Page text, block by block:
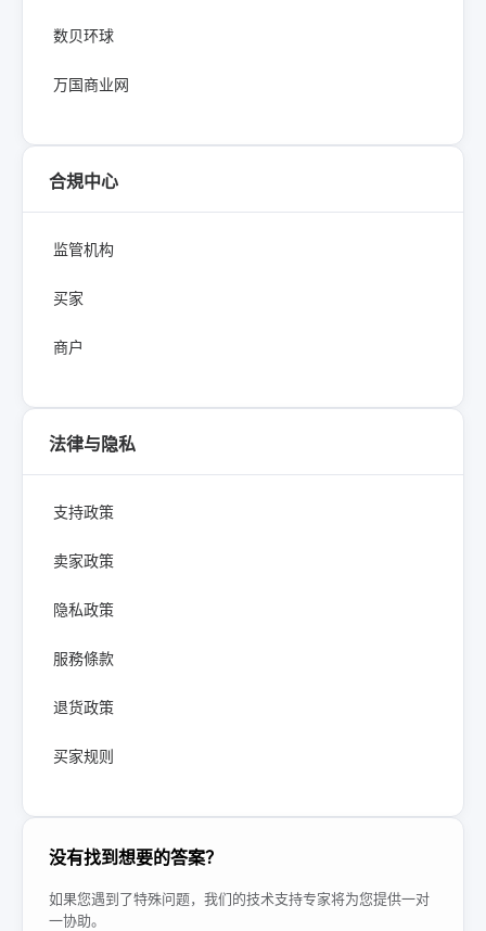
数贝环球
万国商业网
合規中心
监管机构
买家
商户
法律与隐私
支持政策
卖家政策
隐私政策
服務條款
退货政策
买家规则
没有找到想要的答案？
如果您遇到了特殊问题，我们的技术支持专家将为您提供一对
一协助。